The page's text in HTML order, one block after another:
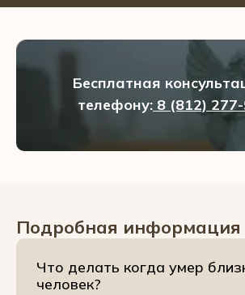
Бесплатная
телефону: 8 (812)
Подробная информация
Что делать когда умер
человек?